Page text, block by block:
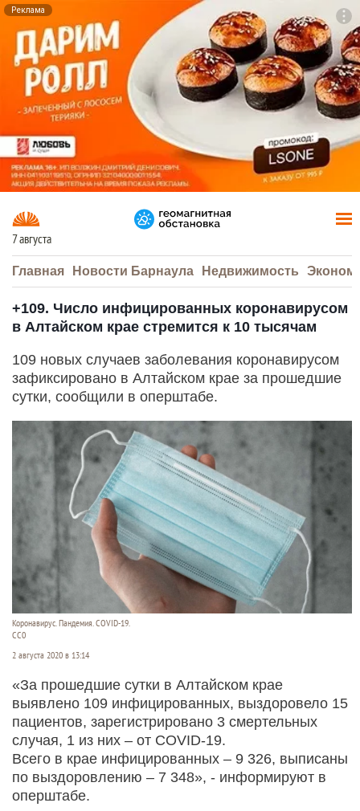
Реклама
7 августа
Главная Новости Барнаула Недвижимость
+109. Число инфицированных коронавирусом
в Алтайском крае стремится к 10 тысячам
109 новых случаев заболевания коронавирусом
зафиксировано в Алтайском крае за прошедшие
сутки, сообщили в оперштабе.
Коронавирус. Пандемия. COVID-19.
СС0
2 августа 2020 в 13:14
«За прошедшие сутки в Алтайском крае
выявлено 109 инфицированных, выздоровело 15
пациентов, зарегистрировано 3 смертельных
случая, 1 из них – от COVID-19.
Всего в крае инфицированных – 9 326, выписаны
по выздоровлению – 7 348», - информируют в
оперштабе.